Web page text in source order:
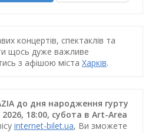
концертів, спектаклів та
щось дуже важливе
з афішою міста Харків.
до дня народження гурту
18:00, субота в Art-Area
internet-bilet.ua, Ви зможете